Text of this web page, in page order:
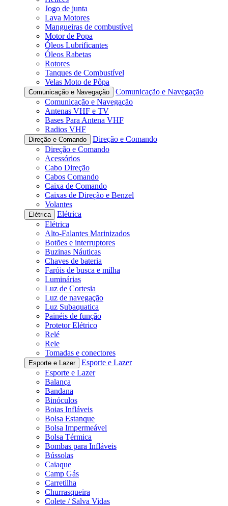
Jogo de junta
Lava Motores
Mangueiras de combustível
Motor de Popa
Óleos Lubrificantes
Óleos Rabetas
Rotores
Tanques de Combustível
Velas Moto de Pôpa
Comunicação e Navegação
Comunicação e Navegação
Comunicação e Navegação
Antenas VHF e TV
Bases Para Antena VHF
Radios VHF
Direção e Comando
Direção e Comando
Direção e Comando
Acessórios
Cabo Direção
Cabos Comando
Caixa de Comando
Caixas de Direção e Benzel
Volantes
Elétrica
Elétrica
Elétrica
Alto-Falantes Marinizados
Botões e interruptores
Buzinas Náuticas
Chaves de bateria
Faróis de busca e milha
Luminárias
Luz de Cortesia
Luz de navegação
Luz Subaquatica
Painéis de função
Protetor Elétrico
Relé
Rele
Tomadas e conectores
Esporte e Lazer
Esporte e Lazer
Esporte e Lazer
Balança
Bandana
Binóculos
Boias Infláveis
Bolsa Estanque
Bolsa Impermeável
Bolsa Térmica
Bombas para Infláveis
Bússolas
Caiaque
Camp Gás
Carretilha
Churrasqueira
Colete / Salva Vidas